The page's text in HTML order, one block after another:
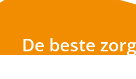
De beste